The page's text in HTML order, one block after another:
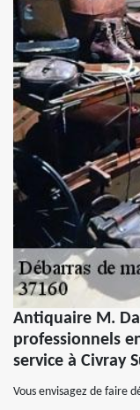
Antiquaire M.
professionnels
service à Civray
Vous envisagez de faire